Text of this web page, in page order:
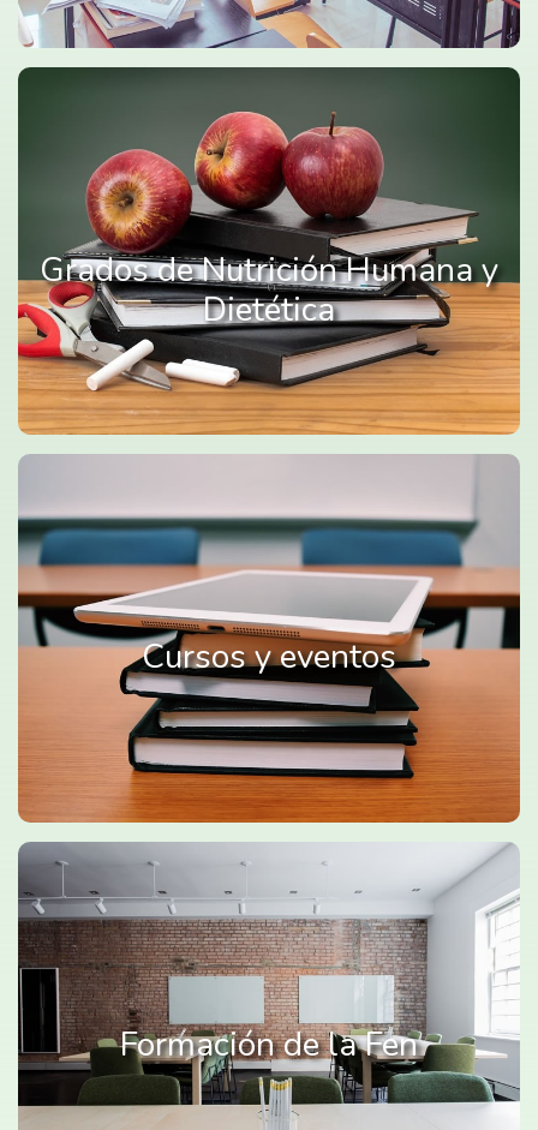
Grados de Nutrición Humana y
Dietética
Cursos y eventos
Formación de la Fen